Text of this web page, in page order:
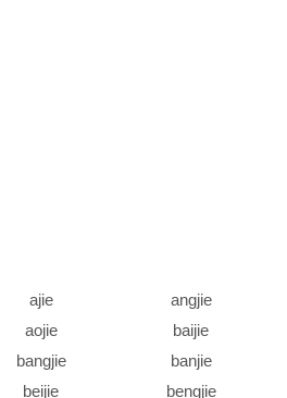
ajie
angjie
aojie
baijie
bangjie
banjie
beijie bengjie